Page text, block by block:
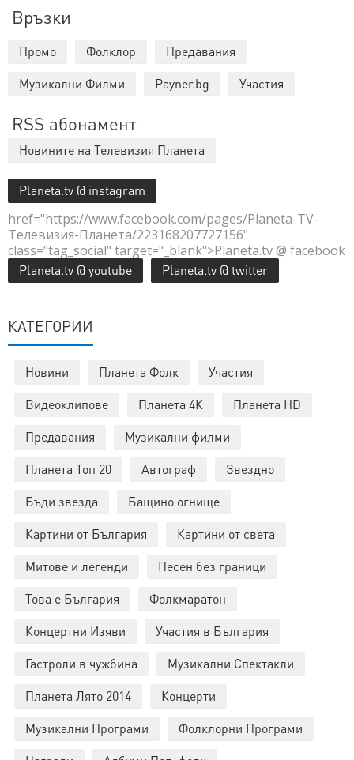
Връзки
Промо Фолклор
Предавания
Музикални Филми
Payner.bg Участия
RSS абонамент
Новините на Телевизия Планета
Planeta.tv @ instagram
href="https://www.facebook.com/pages/Planeta-TV-
Телевизия-Планета/223168207727156"
class="tag_social" target="_blank">Planeta.tv @ facebook
Planeta.tv @ youtube Planeta.tv @ twitter
КАТЕГОРИИ
Новини Планета Фолк
Участия
Видеоклипове
Планета 4К
Планета HD
Предавания
Музикални филми
Планета Топ 20
Автограф
Звездно
Бъди звезда
Бащино огнище
Картини от България
Картини от света
Митове и легенди
Песен без граници
Това е България
Фолкмаратон
Концертни Изяви
Участия в България
Гастроли в чужбина
Музикални Спектакли
Планета Лято 2014
Концерти
Музикални Програми
Фолклорни Програми